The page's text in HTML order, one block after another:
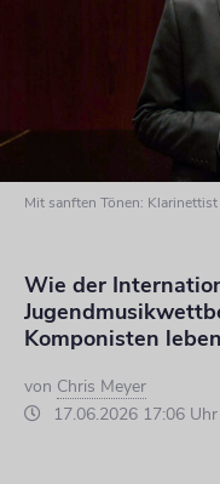
Mit sanften Tönen: Klarinettist
Wie der
Komponisten
von Chris Meyer
17.06.2026 17:06 Uhr